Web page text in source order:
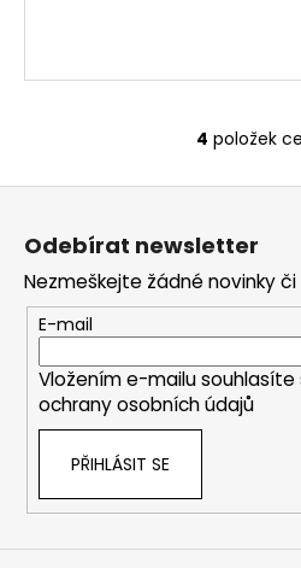
O
v
a
c
í
p
r
ý
p
4 položek
Odebírat newsletter
Nezmeškejte žádné novinky či
E-mail
Vložením e-mailu souhlasíte
ochrany osobních údajů
PŘIHLÁSIT SE